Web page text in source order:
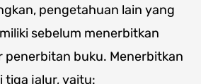
pengetahuan lain yang
sebelum menerbitkan
penerbitan buku. Menerbitkan
tiga jalur, yaitu: